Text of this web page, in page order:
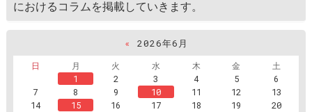
におけるコラムを掲載していきます。
« 2026年6月
日
月 火 水 木 金
土
1
2 3 4 5
6
7
8 9 10 11 12
13
14
15 16 17 18 19
20